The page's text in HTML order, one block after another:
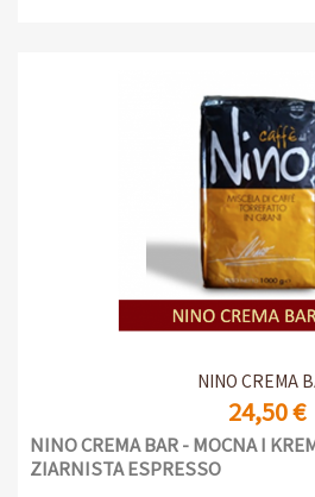
NINO CREMA
24,50 €
NINO CREMA BAR - MOCNA I
ZIARNISTA ESPRESSO